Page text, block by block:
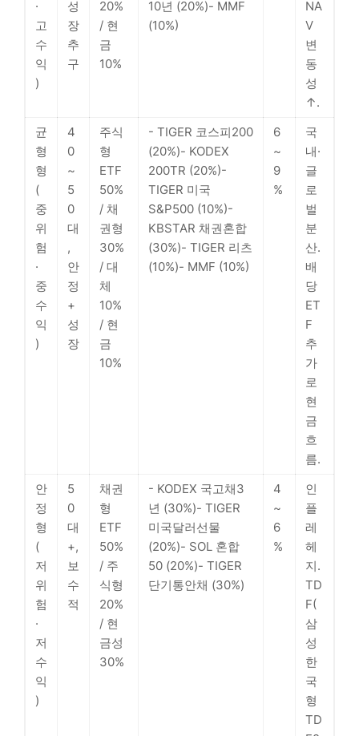
·
고
수
익
)
성
장
추
구
20%
/ 현
금
10%
10년 (20%)- MMF
(10%)
NA
V
변
동
성
↑.
균
형
형
(
중
위
험
·
중
수
익
)
4
0
~
5
0
대
,
안
정
+
성
장
주식
형
ETF
50%
/ 채
권형
30%
/ 대
체
10%
/ 현
금
10%
- TIGER 코스피200
(20%)- KODEX
200TR (20%)-
TIGER 미국
S&P500 (10%)-
KBSTAR 채권혼합
(30%)- TIGER 리츠
(10%)- MMF (10%)
6
~
9
%
국
내·
글
로
벌
분
산.
배
당
ET
F
추
가
로
현
금
흐
름.
안
정
형
(
저
위
험
·
저
수
익
)
5
0
대
+,
보
수
적
채권
형
ETF
50%
/ 주
식형
20%
/ 현
금성
30%
- KODEX 국고채3
년 (30%)- TIGER
미국달러선물
(20%)- SOL 혼합
50 (20%)- TIGER
단기통안채 (30%)
4
~
6
%
인
플
레
헤
지.
TD
F(
삼
성
한
국
형
TD